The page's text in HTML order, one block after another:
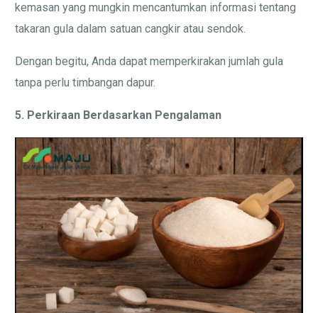
kemasan yang mungkin mencantumkan informasi tentang
takaran gula dalam satuan cangkir atau sendok.
Dengan begitu, Anda dapat memperkirakan jumlah gula
tanpa perlu timbangan dapur.
5. Perkiraan Berdasarkan Pengalaman